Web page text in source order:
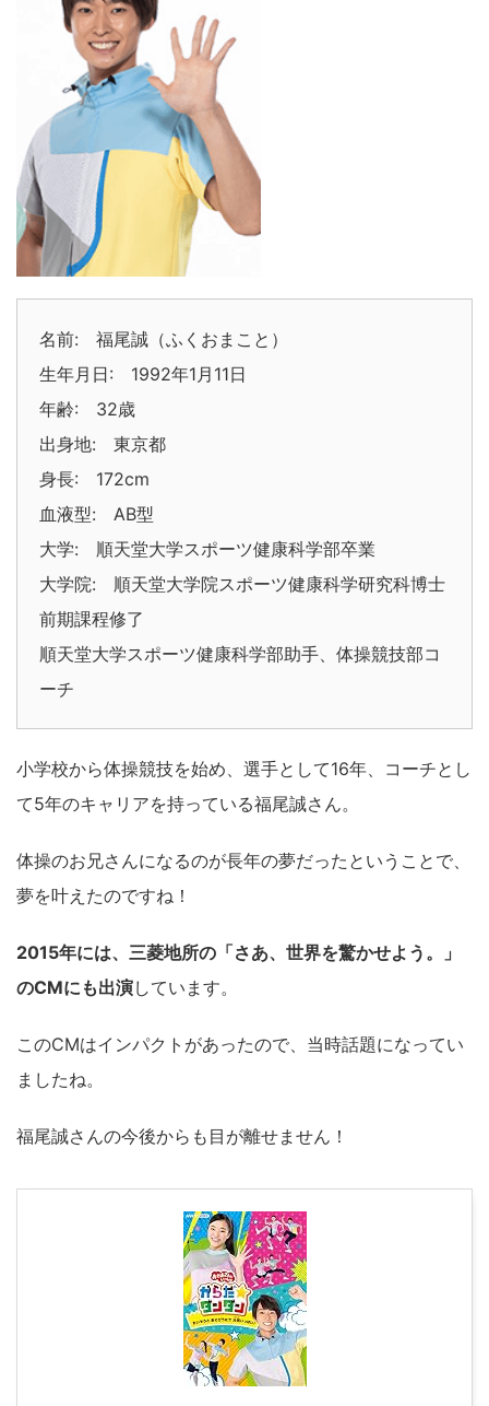
名前: 福尾誠（ふくおまこと）
生年月日: 1992年1月11日
年齢: 32歳
出身地: 東京都
身長: 172cm
血液型: AB型
大学: 順天堂大学スポーツ健康科学部卒業
大学院: 順天堂大学院スポーツ健康科学研究科博士
前期課程修了
順天堂大学スポーツ健康科学部助手、体操競技部コ
ーチ
小学校から体操競技を始め、選手として16年、コーチとし
て5年のキャリアを持っている福尾誠さん。
体操のお兄さんになるのが長年の夢だったということで、
夢を叶えたのですね！
2015年には、三菱地所の「さあ、世界を驚かせよう。」
のCMにも出演しています。
このCMはインパクトがあったので、当時話題になってい
ましたね。
福尾誠さんの今後からも目が離せません！